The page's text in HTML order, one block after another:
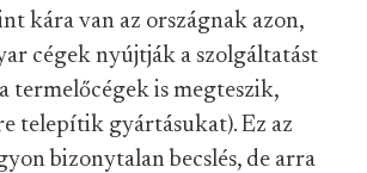
kára van az országnak azon,
cégek nyújtják a szolgáltatást
termelőcégek is megteszik,
telepítik gyártásukat). Ez az
bizonytalan becslés, de arra